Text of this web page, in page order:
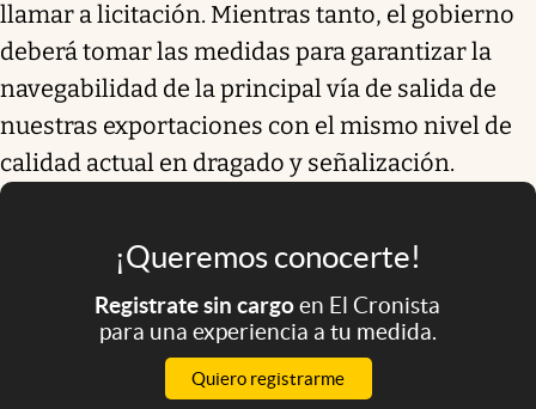
llamar a licitación. Mientras tanto, el gobierno
deberá tomar las medidas para garantizar la
navegabilidad de la principal vía de salida de
nuestras exportaciones con el mismo nivel de
calidad actual en dragado y señalización.
¡Queremos conocerte!
Registrate sin cargoen El Cronista
para una experiencia a tu medida.
Quiero registrarme